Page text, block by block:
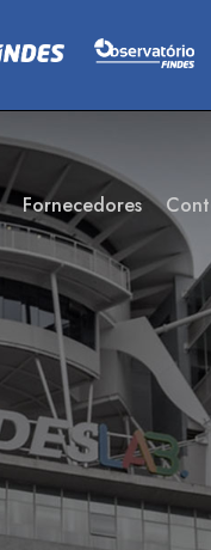
Fornecedores